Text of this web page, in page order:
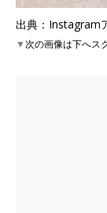
出典：Instagram
▼次の画像は下へス